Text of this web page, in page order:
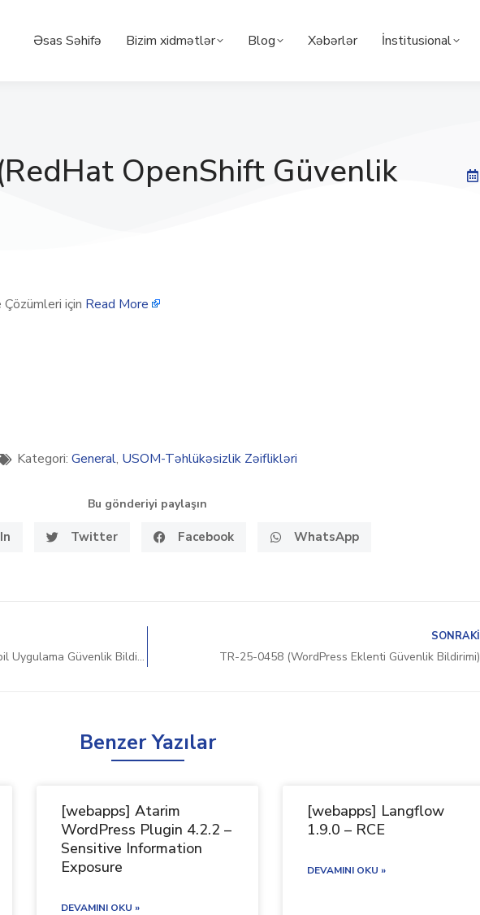
Əsas Səhifə Bizim xidmətlər Blog Xəbərlər İnstitusional
OpenShift Güvenlik
için Read More
Kategori: General, USOM-Təhlükəsizlik Zəiflikləri
Bu gönderiyi paylaşın
Twitter Facebook WhatsApp
TR-25-0457 (Menulux Yazılım – Mobil Uygulama Güvenlik Bildirimi)
SONRAKI
TR-25-0458 (WordPress Eklenti Güvenlik Bildirimi)
Benzer Yazılar
[webapps] Atarim
WordPress Plugin 4.2.2 –
Sensitive Information
Exposure
DEVAMINI OKU »
[webapps] Langflow
1.9.0 – RCE
DEVAMINI OKU »